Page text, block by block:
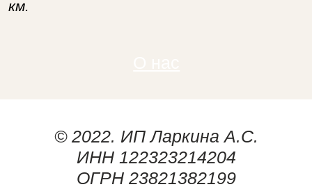
км.
© 2022. ИП Ларкина А.С.
ИНН 122323214204
ОГРН 23821382199